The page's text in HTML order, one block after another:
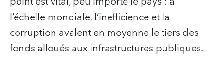
l’échelle mondiale, l’inefficience et la
corruption avalent en moyenne le tiers des
fonds alloués aux infrastructures publiques.